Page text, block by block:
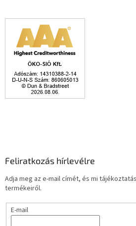
Feliratkozás hírlevélre
Adja meg az e-mail címét, és mi
termékeiről.
E-mail